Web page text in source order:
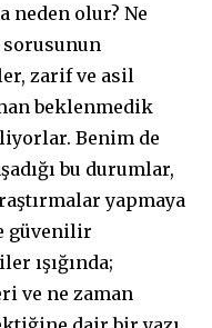
neden olur? Ne
zarif ve asil
beklenmedik
Benim de
bu durumlar,
yapmaya
güvenilir
ışığında;
ve ne zaman